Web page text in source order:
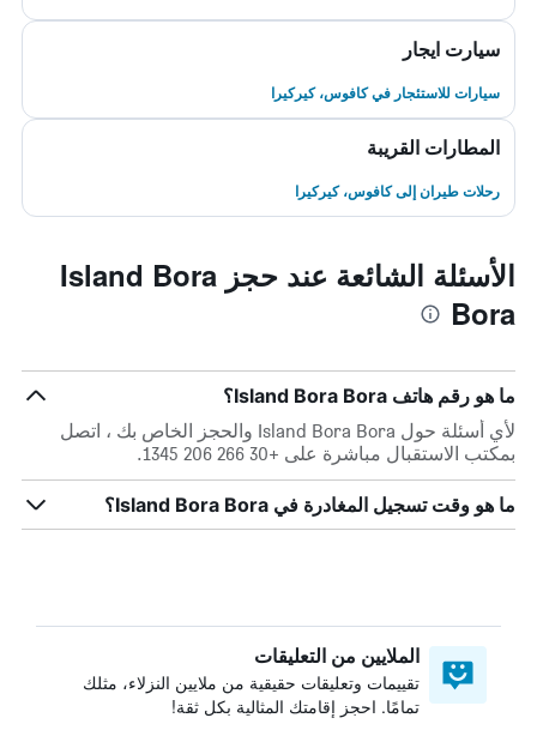
سيارت ايجار
سيارات للاستئجار في كافوس، كيركيرا
المطارات القريبة
رحلات طيران إلى كافوس، كيركيرا
الأسئلة الشائعة عند حجز Island Bora
Bora
ما هو رقم هاتف Island Bora Bora؟
لأي أسئلة حول Island Bora Bora والحجز الخاص بك ، اتصل
بمكتب الاستقبال مباشرة على +30 266 206 1345.
ما هو وقت تسجيل المغادرة في Island Bora Bora؟
الملايين من التعليقات
تقييمات وتعليقات حقيقية من ملايين النزلاء، مثلك
تمامًا. احجز إقامتك المثالية بكل ثقة!